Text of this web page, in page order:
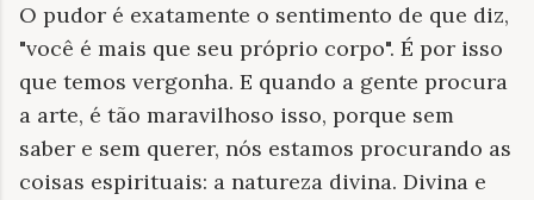
O pudor é exatamente o sentimento de que diz,
"você é mais que seu próprio corpo". É por isso
que temos vergonha. E quando a gente procura
a arte, é tão maravilhoso isso, porque sem
saber e sem querer, nós estamos procurando as
coisas espirituais: a natureza divina. Divina e